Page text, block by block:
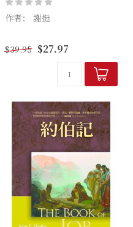
作者： 謝挺
提及神的名字──雅歌、以斯
帖記。無論是從神學論述，或
是從聖經應用的角度來看，神
顯眼的缺席都是令人不安，且
$39.95 $27.97